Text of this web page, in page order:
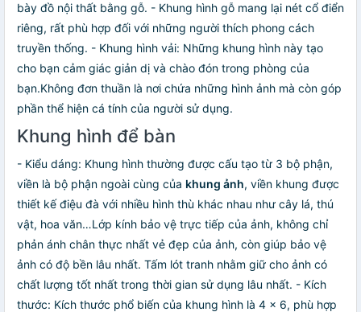
bày đồ nội thất bằng gỗ. - Khung hình gỗ mang lại nét cổ điển
riêng, rất phù hợp đối với những người thích phong cách
truyền thống. - Khung hình vải: Những khung hình này tạo
cho bạn cảm giác giản dị và chào đón trong phòng của
bạn.Không đơn thuần là nơi chứa những hình ảnh mà còn góp
phần thể hiện cá tính của người sử dụng.
Khung hình để bàn
- Kiểu dáng: Khung hình thường được cấu tạo từ 3 bộ phận,
viền là bộ phận ngoài cùng của khung ảnh, viền khung được
thiết kế điệu đà với nhiều hình thù khác nhau như cây lá, thú
vật, hoa văn…Lớp kính bảo vệ trực tiếp của ảnh, không chỉ
phản ánh chân thực nhất vẻ đẹp của ảnh, còn giúp bảo vệ
ảnh có độ bền lâu nhất. Tấm lót tranh nhằm giữ cho ảnh có
chất lượng tốt nhất trong thời gian sử dụng lâu nhất. - Kích
thước: Kích thước phổ biến của khung hình là 4 × 6, phù hợp